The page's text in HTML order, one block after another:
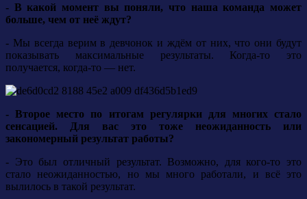
- В какой момент вы поняли, что наша команда может
больше, чем от неё ждут?
- Мы всегда верим в девчонок и ждём от них, что они будут
показывать максимальные результаты. Когда-то это
получается, когда-то — нет.
- Второе место по итогам регулярки для многих стало
сенсацией. Для вас это тоже неожиданность или
закономерный результат работы?
- Это был отличный результат. Возможно, для кого-то это
стало неожиданностью, но мы много работали, и всё это
вылилось в такой результат.